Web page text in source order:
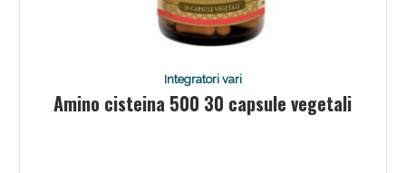
Integratori vari
Amino cisteina 500 30 capsule vegetali